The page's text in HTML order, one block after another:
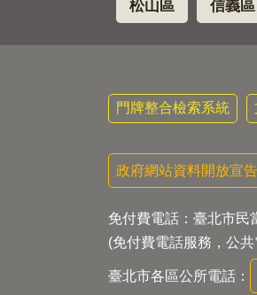
松山區 信義區
門牌整合檢索系統
政府網站資料開放宣告
免付費電話：臺北市民
(免付費電話服務，公
臺北市各區公所電話：